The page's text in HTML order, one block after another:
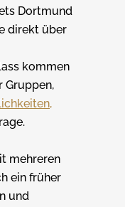
Dortmund
direkt über
kommen
Gruppen,
mehreren
ein früher
und